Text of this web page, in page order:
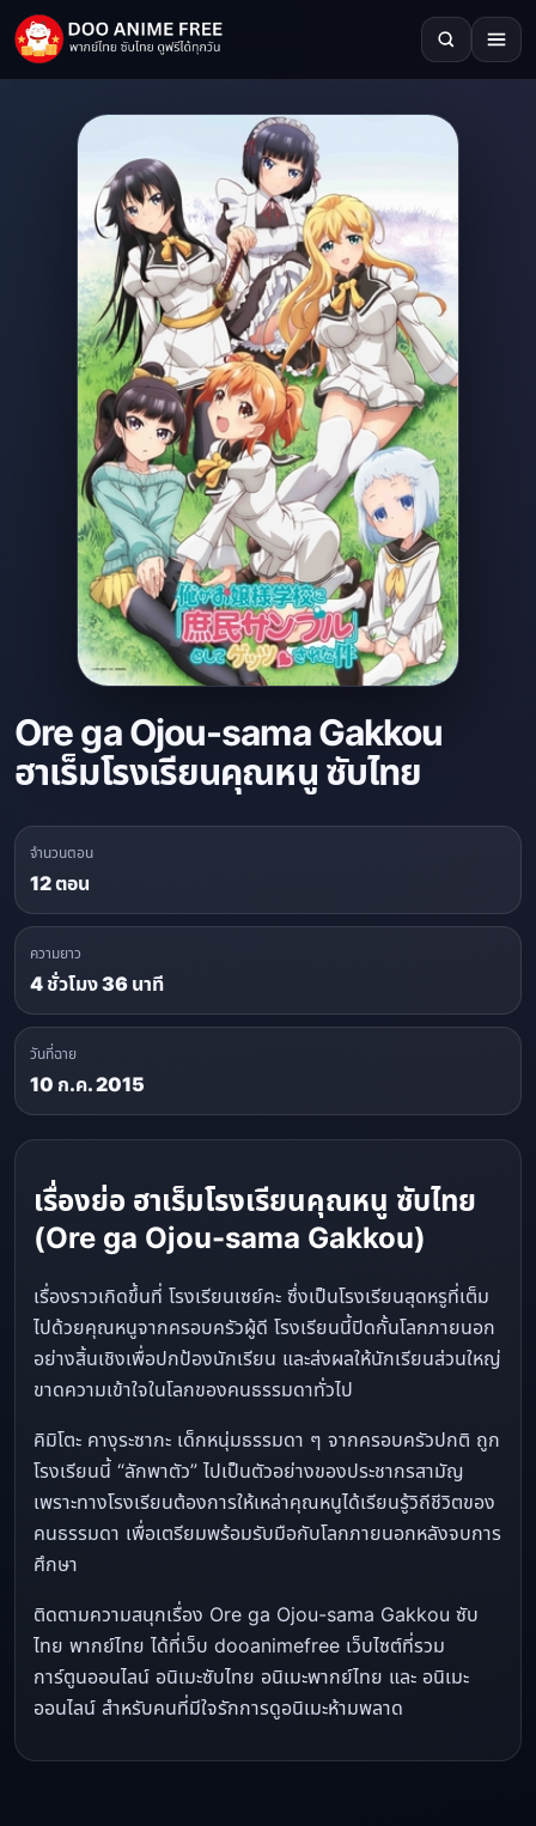
Ore ga Ojou-sama Gakkou
ฮาเร็มโรงเรียนคุณหนู ซับไทย
จำนวนตอน
12 ตอน
ความยาว
4 ชั่วโมง 36 นาที
วันที่ฉาย
10 ก.ค. 2015
เรื่องย่อ ฮาเร็มโรงเรียนคุณหนู ซับไทย
(Ore ga Ojou-sama Gakkou)
เรื่องราวเกิดขึ้นที่ โรงเรียนเซย์คะ ซึ่งเป็นโรงเรียนสุดหรูที่เต็ม
ไปด้วยคุณหนูจากครอบครัวผู้ดี โรงเรียนนี้ปิดกั้นโลกภายนอก
อย่างสิ้นเชิงเพื่อปกป้องนักเรียน และส่งผลให้นักเรียนส่วนใหญ่
ขาดความเข้าใจในโลกของคนธรรมดาทั่วไป
คิมิโตะ คางุระซากะ เด็กหนุ่มธรรมดา ๆ จากครอบครัวปกติ ถูก
โรงเรียนนี้ “ลักพาตัว” ไปเป็นตัวอย่างของประชากรสามัญ
เพราะทางโรงเรียนต้องการให้เหล่าคุณหนูได้เรียนรู้วิถีชีวิตของ
คนธรรมดา เพื่อเตรียมพร้อมรับมือกับโลกภายนอกหลังจบการ
ศึกษา
ติดตามความสนุกเรื่อง Ore ga Ojou-sama Gakkou ซับ
ไทย พากย์ไทย ได้ที่เว็บ dooanimefree เว็บไซต์ที่รวม
การ์ตูนออนไลน์ อนิเมะซับไทย อนิเมะพากย์ไทย และ อนิเมะ
ออนไลน์ สำหรับคนที่มีใจรักการดูอนิเมะห้ามพลาด